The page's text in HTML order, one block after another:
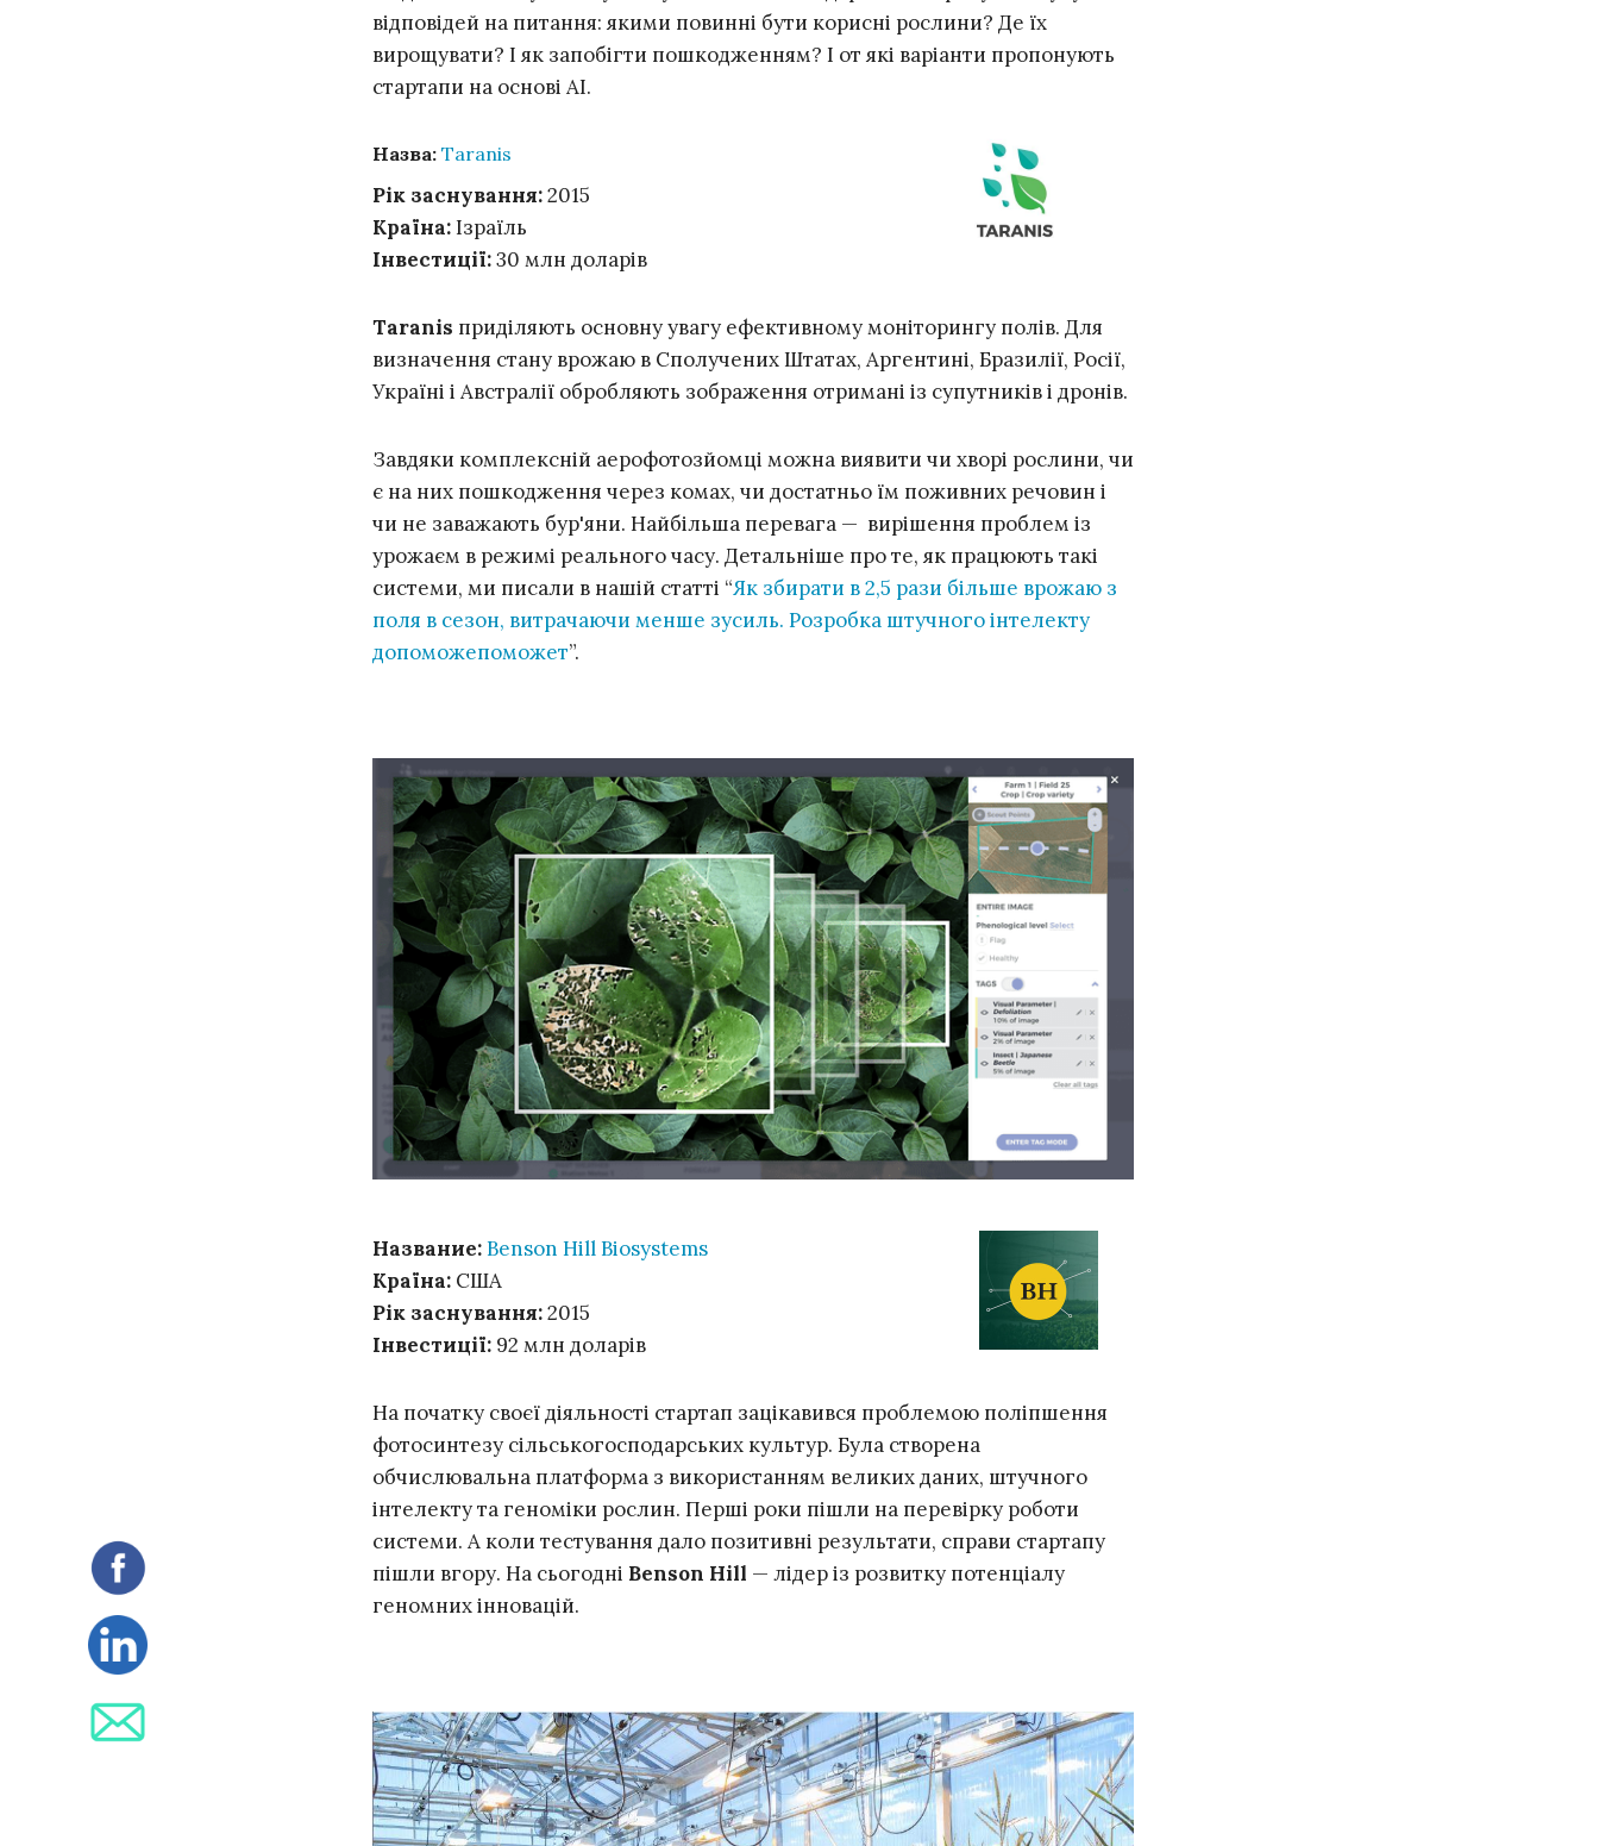
відповідей на питання: якими повинні бути корисні рослини? Де їх
вирощувати? І як запобігти пошкодженням? І от які варіанти пропонують
стартапи на основі АІ.
Назва:Taranis
Рік заснування:2015
Країна:Ізраїль
Інвестиції:30 млн доларів
Тaranis приділяють основну увагу ефективному моніторингу полів. Для
визначення стану врожаю в Сполучених Штатах, Аргентині, Бразилії, Росії,
Україні і Австралії обробляють зображення отримані із супутників і дронів.
Завдяки комплексній аерофотозйомці можна виявити чи хворі рослини, чи
є на них пошкодження через комах, чи достатньо їм поживних речовин і
чи не заважають бур'яни. Найбільша перевага — вирішення проблем із
урожаєм в режимі реального часу. Детальніше про те, як працюють такі
системи, ми писали в нашій статті “Як збирати в 2,5 рази більше врожаю з
поля в сезон, витрачаючи менше зусиль. Розробка штучного інтелекту
допоможепоможет”.
Название:Benson Hill Biosystems
Країна: США
Рік заснування:2015
Інвестиції: 92 млн доларів
На початку своєї діяльності стартап зацікавився проблемою поліпшення
фотосинтезу сільськогосподарських культур. Була створена
обчислювальна платформа з використанням великих даних, штучного
інтелекту та геноміки рослин. Перші роки пішли на перевірку роботи
системи. А коли тестування дало позитивні результати, справи стартапу
пішли вгору. На сьогодні Benson Hill — лідер із розвитку потенціалу
геномних інновацій.